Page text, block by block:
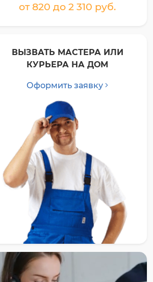
от 820 до 2 310 pyб.
ВЫЗВАТЬ МАСТЕРА ИЛИ
КУРЬЕРА НА ДОМ
Оформить заявку